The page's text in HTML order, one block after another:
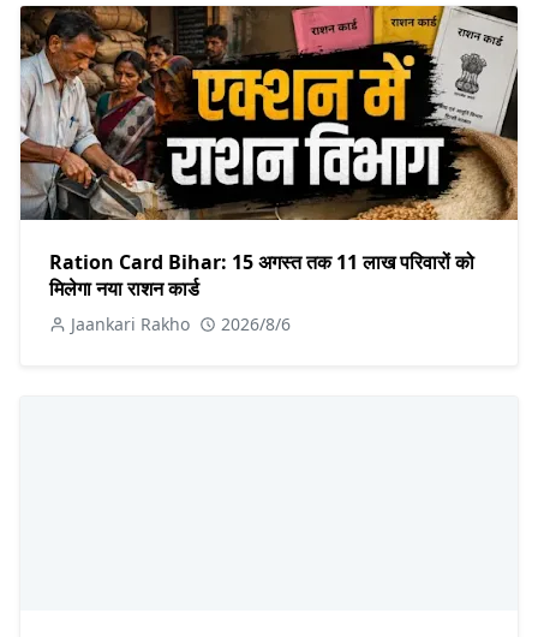
Ration Card Bihar: 15 अगस्त तक 11 लाख परिवारों को
मिलेगा नया राशन कार्ड
Jaankari Rakho 2026/8/6